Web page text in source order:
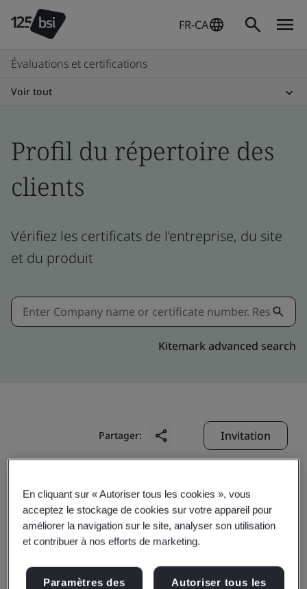
FR-CA
Évaluations et certifications
Voir tout
Profil du répertoire des
clients
Vérifiez les certificats de l’entreprise, du site
et du produit
Kitemark advanced search
Partager: Invitation
Chutian Dragon Co., Ltd.
En cliquant sur « Autoriser tous les cookies », vous
acceptez le stockage de cookies sur votre appareil pour
améliorer la navigation sur le site, analyser son utilisation
et contribuer à nos efforts de marketing.
Paramètres des
Autoriser tous les